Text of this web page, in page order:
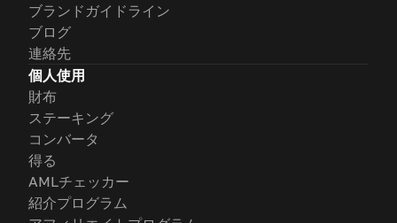
ブランドガイドライン
ブログ
連絡先
個人使用
財布
ステーキング
コンバータ
得る
AMLチェッカー
紹介プログラム